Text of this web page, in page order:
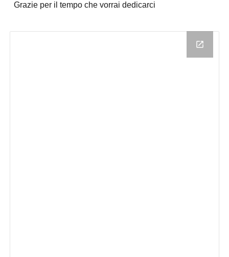
Grazie per il tempo che vorrai dedicarci